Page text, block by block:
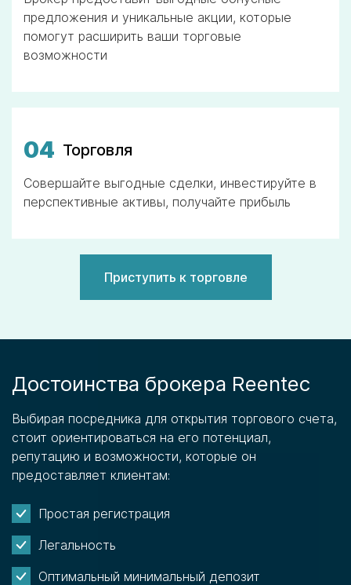
предложения и уникальные акции, которые
помогут расширить ваши торговые
возможности
04 Торговля
Совершайте выгодные сделки, инвестируйте в
перспективные активы, получайте прибыль
Приступить к торговле
Достоинства брокера Reentec
Выбирая посредника для открытия торгового счета,
стоит ориентироваться на его потенциал,
репутацию и возможности, которые он
предоставляет клиентам:
Простая регистрация
Легальность
Оптимальный минимальный депозит